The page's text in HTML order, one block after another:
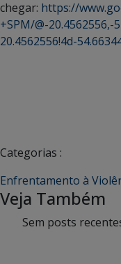
chegar: https://
+SPM/@-20.4562556,-
20.4562556!4d-
Categorias :
Enfrentamento à
Veja Também
Sem posts